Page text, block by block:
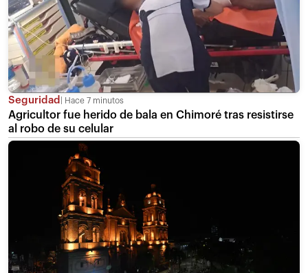
Seguridad Hace 7 minutos
Agricultor fue herido de bala en Chimoré tras resistirse
al robo de su celular